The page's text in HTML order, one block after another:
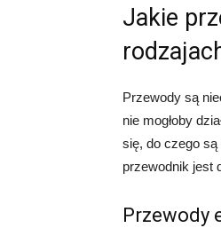
Jakie
Przewody są
nie mogłoby
się, do czego
przewodnik jest
Przewody